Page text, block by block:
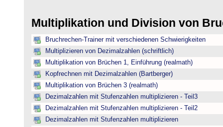
Multiplikation und Division von
Bruchrechen-Trainer mit verschiedenen Schwierigkeiten
Multiplizieren von Dezimalzahlen (schriftlich)
Multiplikation von Brüchen 1, Einführung (realmath)
Kopfrechnen mit Dezimalzahlen (Bartberger)
Multiplikation von Brüchen 3 (realmath)
Dezimalzahlen mit Stufenzahlen multiplizieren - Teil3
Dezimalzahlen mit Stufenzahlen multiplizieren - Teil2
Dezimalzahlen mit Stufenzahlen multiplizieren